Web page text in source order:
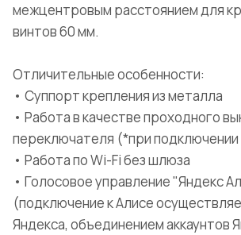
межцентровым расстоянием для
винтов 60 мм.
Отличительные особенности:
• Суппорт крепления из металла
• Работа в качестве проходного
переключателя (*при подключении
• Работа по Wi-Fi без шлюза
• Голосовое управление "Яндекс
(подключение к Алисе
Яндекса, объединением аккаунтов